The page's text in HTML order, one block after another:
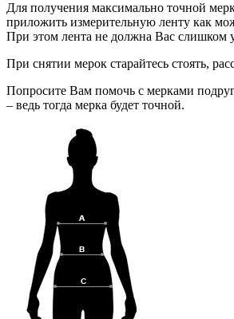
Для получения максимально точной
приложить измерительную ленту как
При этом лента не должна Вас слишком
При снятии мерок старайтесь стоять,
Попросите Вам помочь с мерками
– ведь тогда мерка будет точной.